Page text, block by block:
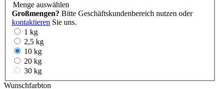
Menge auswählen
Großmengen? Bitte Geschäftskundenbereich nutzen oder
kontaktieren Sie uns.
1 kg
2,5 kg
10 kg
20 kg
30 kg
Wunschfarbton